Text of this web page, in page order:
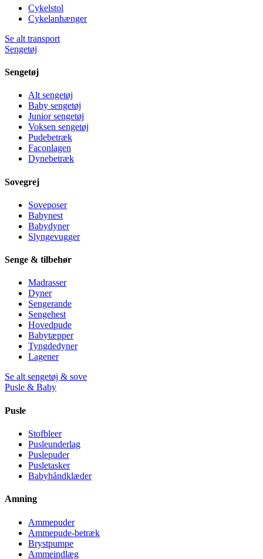
Cykelstol
Cykelanhænger
Se alt transport
Sengetøj
Sengetøj
Alt sengetøj
Baby sengetøj
Junior sengetøj
Voksen sengetøj
Pudebetræk
Faconlagen
Dynebetræk
Sovegrej
Soveposer
Babynest
Babydyner
Slyngevugger
Senge & tilbehør
Madrasser
Dyner
Sengerande
Sengehest
Hovedpude
Babytæpper
Tyngdedyner
Lagener
Se alt sengetøj & sove
Pusle & Baby
Pusle
Stofbleer
Pusleunderlag
Puslepuder
Pusletasker
Babyhåndklæder
Amning
Ammepuder
Ammepude-betræk
Brystpumpe
Ammeindlæg